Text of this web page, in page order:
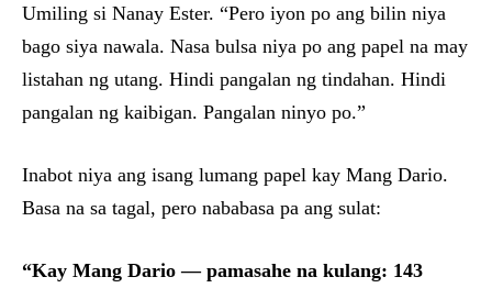
Umiling si Nanay Ester. “Pero iyon po ang bilin niya
bago siya nawala. Nasa bulsa niya po ang papel na may
listahan ng utang. Hindi pangalan ng tindahan. Hindi
pangalan ng kaibigan. Pangalan ninyo po.”
Inabot niya ang isang lumang papel kay Mang Dario.
Basa na sa tagal, pero nababasa pa ang sulat:
“Kay Mang Dario — pamasahe na kulang: 143